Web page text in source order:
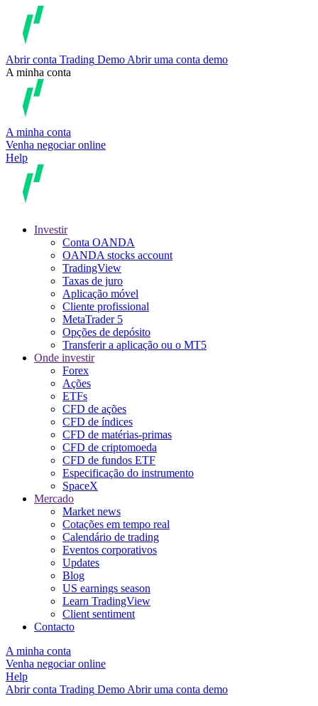
Abrir conta Trading Demo Abrir uma conta demo
A minha conta
A minha conta
Venha negociar online
Help
Investir
Conta OANDA
OANDA stocks account
TradingView
Taxas de juro
Aplicação móvel
Cliente profissional
MetaTrader 5
Opções de depósito
Transferir a aplicação ou o MT5
Onde investir
Forex
Ações
ETFs
CFD de ações
CFD de índices
CFD de matérias-primas
CFD de criptomoeda
CFD de fundos ETF
Especificação do instrumento
SpaceX
Mercado
Market news
Cotações em tempo real
Calendário de trading
Eventos corporativos
Updates
Blog
US earnings season
Learn TradingView
Client sentiment
Contacto
A minha conta
Venha negociar online
Help
Abrir conta Trading Demo Abrir uma conta demo